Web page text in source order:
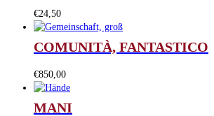
€24,50
COMUNITÀ, FANTASTICO
€850,00
MANI